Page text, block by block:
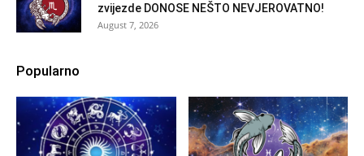
zvijezde DONOSE NEŠTO NEVJEROVATNO!
August 7, 2026
Popularno